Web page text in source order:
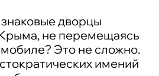
дворцы
не перемещаясь
Это не сложно.
имений